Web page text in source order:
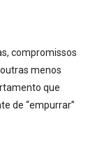
compromissos
menos
que
de “empurrar”